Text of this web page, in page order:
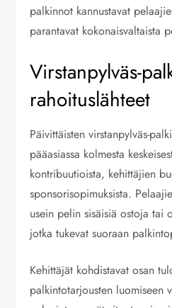
palkinnot kannustavat
parantavat kokonaisvaltaista
Virstanpylväs-
rahoituslähteet
Päivittäisten virstanpylväs-
pääasiassa kolmesta
kontribuutioista, kehittäjien
sponsorisopimuksista.
usein pelin sisäisiä ostoja tai
jotka tukevat suoraan
Kehittäjät kohdistavat osan
palkintotarjousten luomiseen